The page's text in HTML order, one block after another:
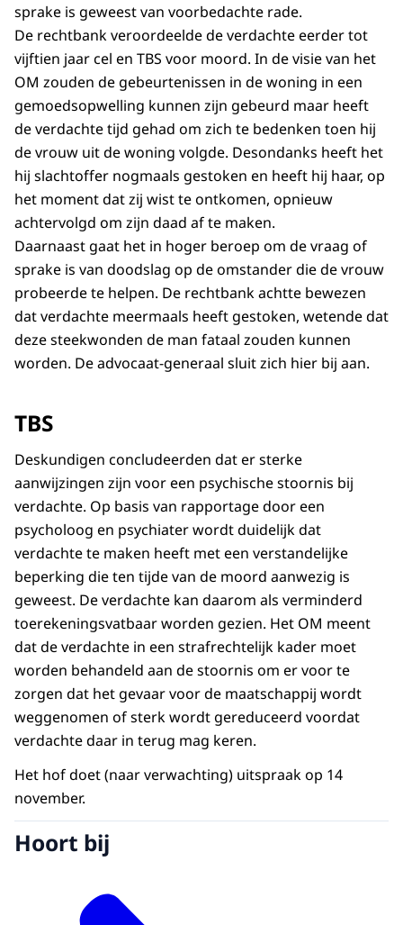
sprake is geweest van voorbedachte rade.
De rechtbank veroordeelde de verdachte eerder tot
vijftien jaar cel en TBS voor moord. In de visie van het
OM zouden de gebeurtenissen in de woning in een
gemoedsopwelling kunnen zijn gebeurd maar heeft
de verdachte tijd gehad om zich te bedenken toen hij
de vrouw uit de woning volgde. Desondanks heeft het
hij slachtoffer nogmaals gestoken en heeft hij haar, op
het moment dat zij wist te ontkomen, opnieuw
achtervolgd om zijn daad af te maken.
Daarnaast gaat het in hoger beroep om de vraag of
sprake is van doodslag op de omstander die de vrouw
probeerde te helpen. De rechtbank achtte bewezen
dat verdachte meermaals heeft gestoken, wetende dat
deze steekwonden de man fataal zouden kunnen
worden. De advocaat-generaal sluit zich hier bij aan.
TBS
Deskundigen concludeerden dat er sterke
aanwijzingen zijn voor een psychische stoornis bij
verdachte. Op basis van rapportage door een
psycholoog en psychiater wordt duidelijk dat
verdachte te maken heeft met een verstandelijke
beperking die ten tijde van de moord aanwezig is
geweest. De verdachte kan daarom als verminderd
toerekeningsvatbaar worden gezien. Het OM meent
dat de verdachte in een strafrechtelijk kader moet
worden behandeld aan de stoornis om er voor te
zorgen dat het gevaar voor de maatschappij wordt
weggenomen of sterk wordt gereduceerd voordat
verdachte daar in terug mag keren.
Het hof doet (naar verwachting) uitspraak op 14
november.
Hoort bij